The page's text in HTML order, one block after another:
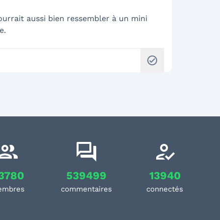
aussi bien ressembler à un mini
check_circle
539499
commentaires
13940
connectés